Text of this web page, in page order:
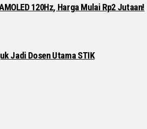
120Hz, Harga Mulai Rp2 Jutaan!
Jadi Dosen Utama STIK